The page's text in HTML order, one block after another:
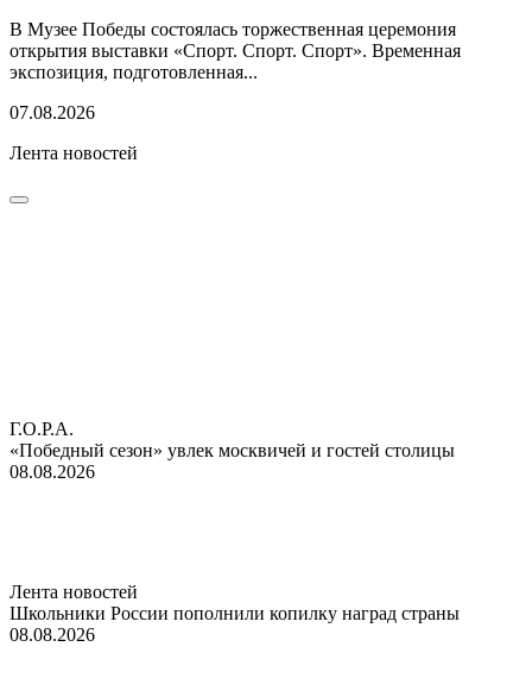
В Музее Победы состоялась торжественная церемония
открытия выставки «Спорт. Спорт. Спорт». Временная
экспозиция, подготовленная...
07.08.2026
Лента новостей
Г.О.Р.А.
«Победный сезон» увлек москвичей и гостей столицы
08.08.2026
Лента новостей
Школьники России пополнили копилку наград страны
08.08.2026